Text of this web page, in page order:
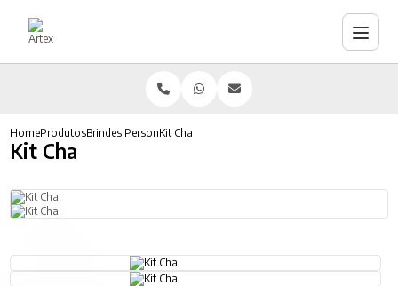
HomeProdutosBrindes Personalizados
Kit Cha
Kit Cha